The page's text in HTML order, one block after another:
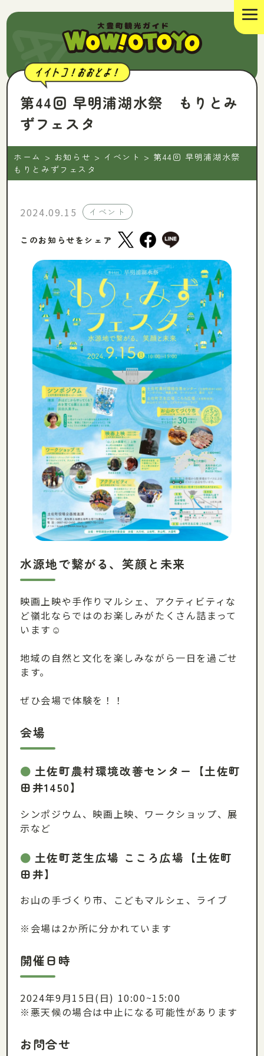
第44回 早明浦湖水祭 もりとみ
ずフェスタ
ホーム > お知らせ > イベント > 第44回 早明浦湖水祭
もりとみずフェスタ
2024.09.15 イベント
このお知らせをシェア
水源地で繋がる、笑顔と未来
映画上映や手作りマルシェ、アクティビティな
ど嶺北ならではのお楽しみがたくさん詰まって
います☺
地域の自然と文化を楽しみながら一日を過ごせ
ます。
ぜひ会場で体験を！！
会場
土佐町農村環境改善センター【土佐町
田井1450】
シンポジウム、映画上映、ワークショップ、展
示など
土佐町芝生広場 こころ広場【土佐町
田井】
お山の手づくり市、こどもマルシェ、ライブ
※会場は2か所に分かれています
開催日時
2024年9月15日(日) 10:00~15:00
※悪天候の場合は中止になる可能性があります
お問合せ